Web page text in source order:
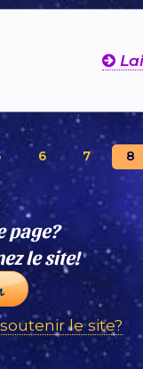
6 7 8
page?
le site!
le site?